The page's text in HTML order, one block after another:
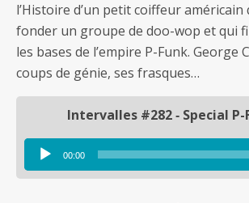
l’Histoire d’un petit coiffeur américain
fonder un groupe de doo-wop et qui
les bases de l’empire P-Funk. George
coups de génie, ses frasques…
Intervalles #282 ‐ Special
Lecteur
audio
00:00